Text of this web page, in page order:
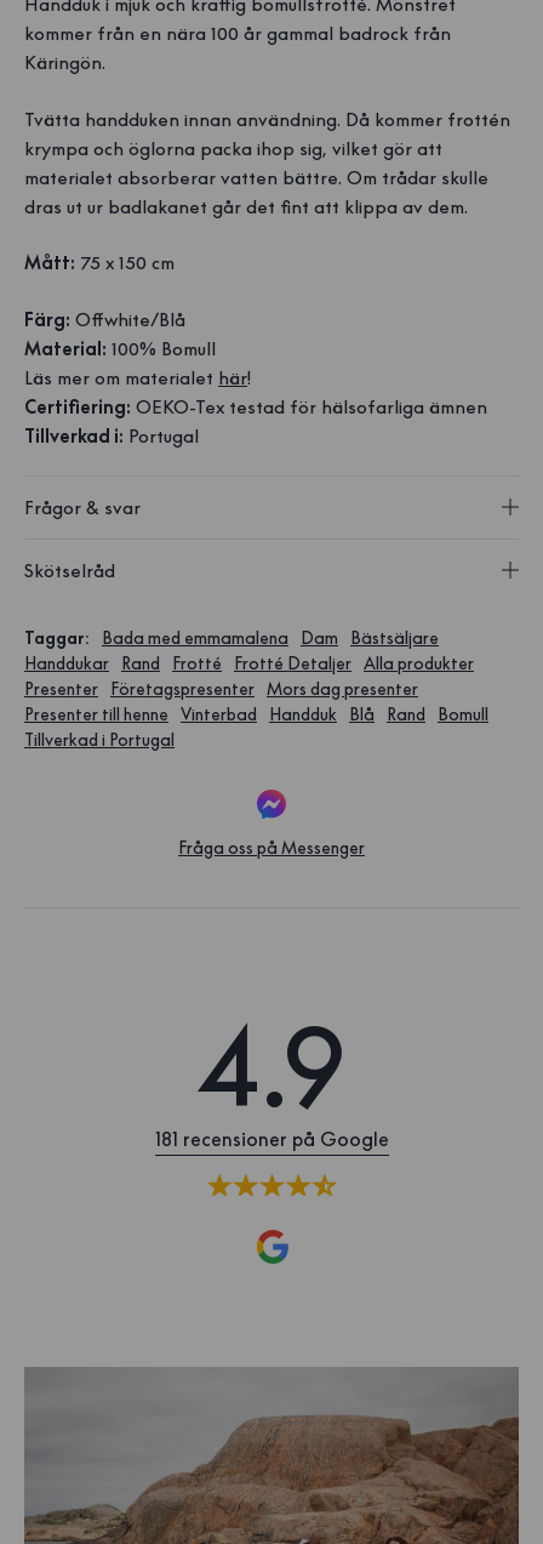
kommer från en nära 100 år gammal badrock från
Käringön.
Tvätta handduken innan användning. Då kommer frottén
krympa och öglorna packa ihop sig, vilket gör att
materialet absorberar vatten bättre. Om trådar skulle
dras ut ur badlakanet går det fint att klippa av dem.
Mått: 75 x 150 cm
Färg: Offwhite/Blå
Material: 100% Bomull
Läs mer om materialet här!
Certifiering: OEKO-Tex testad för hälsofarliga ämnen
Tillverkad i: Portugal
Frågor & svar
Skötselråd
Taggar: Bada med emmamalena Dam
Bästsäljare
Handdukar
Rand Frotté Frotté Detaljer Alla produkter
Presenter
Företagspresenter Mors dag presenter
Presenter till henne
Vinterbad Handduk Blå Rand
Bomull
Tillverkad i Portugal
Fråga oss på Messenger
4.9
181 recensioner på Google